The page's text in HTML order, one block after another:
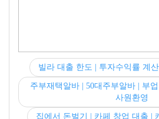
빌라 대출 한도 | 투자수익률 계
주부재택알바 | 50대주부알바 | 부
사원환영
집에서 돈벌기 | 카페 창업 대출 |